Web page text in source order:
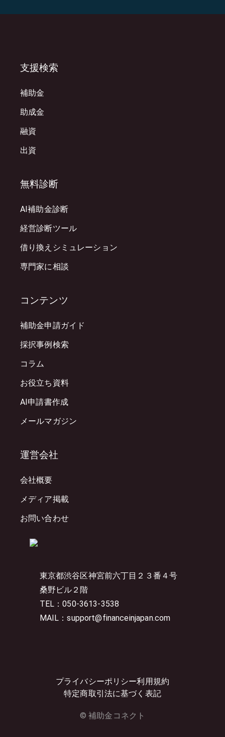
東京都渋谷区神宮前六丁目２３番４号
桑野ビル２階
TEL：050-3613-3538
MAIL：support@financeinjapan.com
プライバシーポリシー利用規約
特定商取引法に基づく表記
© 補助金コネクト
支援検索
補助金
助成金
融資
出資
無料診断
AI補助金診断
経営診断ツール
借り換えシミュレーション
専門家に相談
コンテンツ
補助金申請ガイド
採択事例検索
コラム
お役立ち資料
AI申請書作成
メールマガジン
運営会社
会社概要
メディア掲載
お問い合わせ